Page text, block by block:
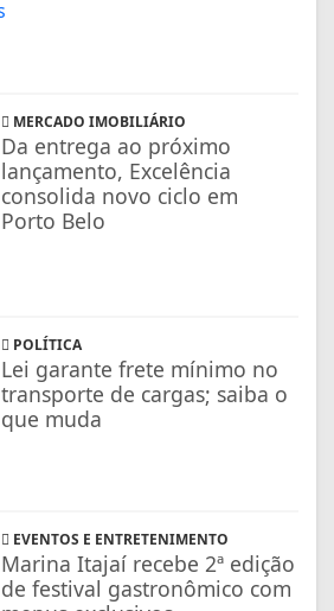
MERCADO IMOBILIÁRIO
Da entrega ao próximo
lançamento, Excelência
consolida novo ciclo em
Porto Belo
POLÍTICA
Lei garante frete mínimo no
transporte de cargas; saiba o
que muda
EVENTOS E ENTRETENIMENTO
Marina Itajaí recebe 2ª edição
de festival gastronômico com